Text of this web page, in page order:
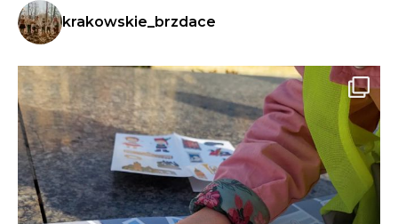
krakowskie_brzdace